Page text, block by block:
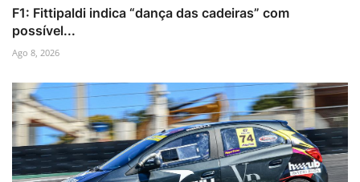
F1: Fittipaldi indica “dança das cadeiras” com
possível...
Ago 8, 2026